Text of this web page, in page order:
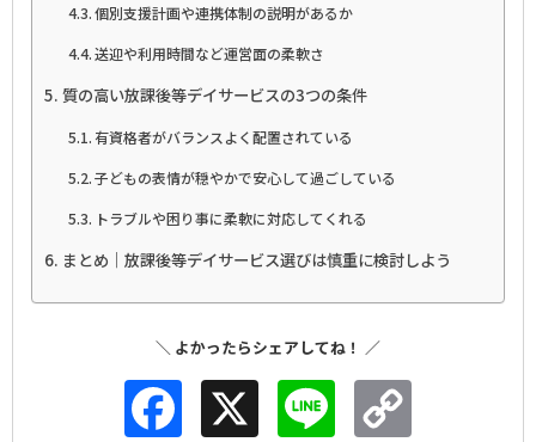
個別支援計画や連携体制の説明があるか
送迎や利用時間など運営面の柔軟さ
質の高い放課後等デイサービスの3つの条件
有資格者がバランスよく配置されている
子どもの表情が穏やかで安心して過ごしている
トラブルや困り事に柔軟に対応してくれる
まとめ｜放課後等デイサービス選びは慎重に検討しよう
Facebook Line